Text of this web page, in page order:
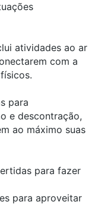
atividades ao ar
com a
para
e descontração,
ao máximo suas
para fazer
para aproveitar